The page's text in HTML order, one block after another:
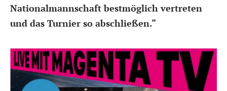
Nationalmannschaft bestmöglich vertreten
und das Turnier so abschließen.“